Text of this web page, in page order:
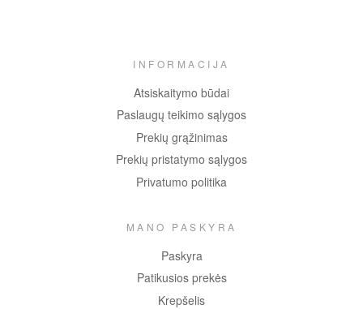
INFORMACIJA
Atsiskaitymo būdai
Paslaugų teikimo sąlygos
Prekių grąžinimas
Prekių pristatymo sąlygos
Privatumo politika
MANO PASKYRA
Paskyra
Patikusios prekės
Krepšelis